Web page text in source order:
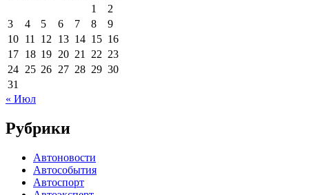
1
2
3
4 5 6 7 8
9
10 11 12 13 14 15 16
17 18 19 20 21 22 23
24 25 26 27 28 29 30
31
« Июл
Рубрики
Автоновости
Автособытия
Автоспорт